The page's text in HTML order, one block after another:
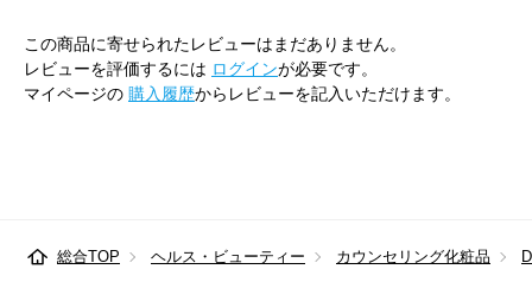
この商品に寄せられたレビューはまだありません。
レビューを評価するには ログインが必要です。
マイページの 購入履歴からレビューを記入いただけます。
総合TOP ヘルス・ビューティー カウンセリング化粧品